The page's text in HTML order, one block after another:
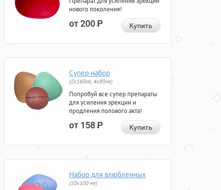
нового поколения!
от 200Р Купить
Супер набор
(2х160мг, 4х80мг)
Попробуй все супер препараты
для усиления эрекции и
продления полового акта!
от 158Р Купить
Набор для влюбленных
(10х100 мг)